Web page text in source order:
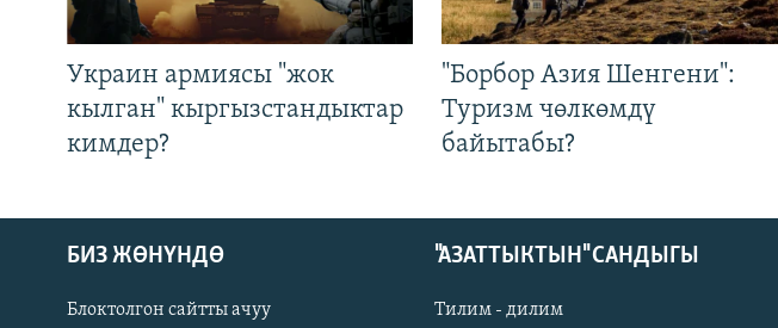
Украин армиясы "жок
кылган" кыргызстандыктар
кимдер?
"Борбор Азия Шенгени":
Туризм чөлкөмдү
байытабы?
БИЗ ЖӨНҮНДӨ
Блоктолгон сайтты ачуу
"АЗАТТЫКТЫН" САНДЫГЫ
Тилим - дилим